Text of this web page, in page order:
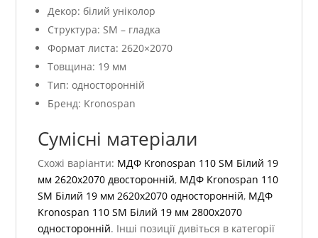
Декор: білий уніколор
Структура: SM – гладка
Формат листа: 2620×2070
Товщина: 19 мм
Тип: односторонній
Бренд: Kronospan
Сумісні матеріали
Схожі варіанти: МДФ Kronospan 110 SM Білий 19
мм 2620х2070 двосторонній, МДФ Kronospan 110
SM Білий 19 мм 2620х2070 односторонній, МДФ
Kronospan 110 SM Білий 19 мм 2800х2070
односторонній. Інші позиції дивіться в категорії